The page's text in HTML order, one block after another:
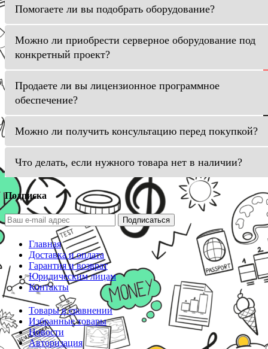
Помогаете ли вы подобрать оборудование?
Можно ли приобрести серверное оборудование под
конкретный проект?
Продаете ли вы лицензионное программное
обеспечение?
Можно ли получить консультацию перед покупкой?
Что делать, если нужного товара нет в наличии?
Подписка
Подписаться
Главная
Доставка и оплата
Гарантия и возврат
Юридическим лицам
Контакты
Товары в сравнении
Избранные товары
Новости
Авторизация